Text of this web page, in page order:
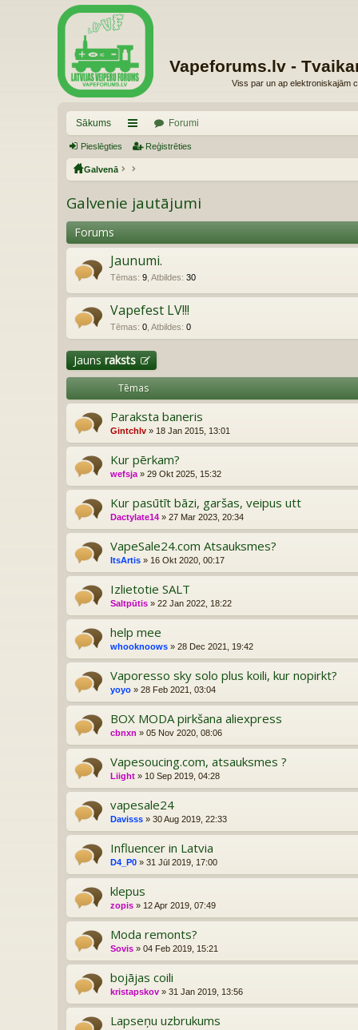
Vapeforums.lv -
Viss par un ap elektroniskajām
Sākums
aī
sn
Forumi
Pieslēgties Reģistrēties
Galvenā
Galvenie jautājumi
Forums
Jaunumi.
Tēmas: 9 Atbildes: 30
Vapefest LV!!!
Tēmas: 0 Atbildes: 0
Jauns raksts
Tēmas
Paraksta baneris
Gintchlv » 18 Jan 2015, 13:01
Kur pērkam?
wefsja » 29 Okt 2025, 15:32
Kur pasūtīt bāzi, garšas, veipus utt
Dactylate14 » 27 Mar 2023, 20:34
VapeSale24.com Atsauksmes?
ItsArtis » 16 Okt 2020, 00:17
Izlietotie SALT
Saltpūtis » 22 Jan 2022, 18:22
help mee
whooknoows » 28 Dec 2021, 19:42
Vaporesso sky solo plus koili, kur nopirkt?
yoyo » 28 Feb 2021, 03:04
BOX MODA pirkšana aliexpress
cbnxn » 05 Nov 2020, 08:06
Vapesoucing.com, atsauksmes ?
Liight » 10 Sep 2019, 04:28
vapesale24
Davisss » 30 Aug 2019, 22:33
Influencer in Latvia
D4_P0 » 31 Jūl 2019, 17:00
klepus
zopis » 12 Apr 2019, 07:49
Moda remonts?
Sovis » 04 Feb 2019, 15:21
bojājas coili
kristapskov » 31 Jan 2019, 13:56
Lapseņu uzbrukums